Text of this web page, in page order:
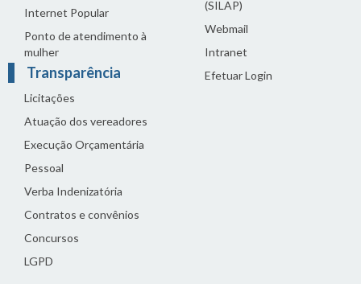
Internet Popular
Ponto de atendimento à
mulher
Transparência
Licitações
Atuação dos vereadores
Execução Orçamentária
Pessoal
Verba Indenizatória
Contratos e convênios
Concursos
LGPD
(SILAP)
Webmail
Intranet
Efetuar Login